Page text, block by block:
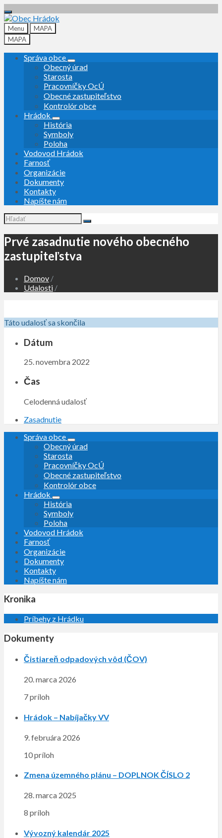
Preskočiť
na
obsah
Preskočiť
na
ľavý
panel
Preskočiť
na
pätičku
Menu
MAPA
MAPA
Správa obce
Obecný úrad
Starosta
Pracovníčky OcÚ
Obecné zastupiteľstvo
Kontrolór obce
Hrádok
História
Symboly
Poloha
Vodovod Hrádok
Farnosť
Organizácie
Dokumenty
Kontakty
Napíšte nám
Vyhľadávanie:
Prvé zasadnutie nového obecného
zastupiteľstva
Domov /
Udalosti /
Táto udalosť sa skončila
Dátum
25. novembra 2022
Čas
Celodenná udalosť
Zasadnutie
Správa obce
Obecný úrad
Starosta
Pracovníčky OcÚ
Obecné zastupiteľstvo
Kontrolór obce
Hrádok
História
Symboly
Poloha
Vodovod Hrádok
Farnosť
Organizácie
Dokumenty
Kontakty
Napíšte nám
Kronika
Príbehy z Hrádku
Dokumenty
Čistiareň odpadových vôd (ČOV)
20. marca 2026
7 príloh
Hrádok – Nabíjačky VV
9. februára 2026
10 príloh
Zmena územného plánu – DOPLNOK ČÍSLO 2
28. marca 2025
8 príloh
Vývozný kalendár 2025